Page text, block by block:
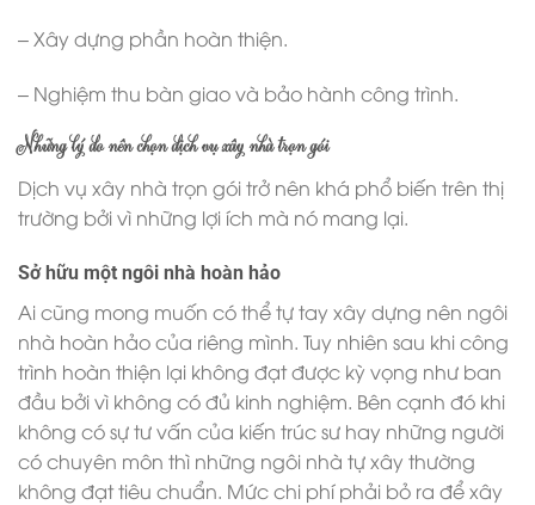
– Xây dựng phần hoàn thiện.
– Nghiệm thu bàn giao và bảo hành công trình.
Những lý do nên chọn dịch vụ xây nhà trọn gói
Dịch vụ xây nhà trọn gói trở nên khá phổ biến trên thị
trường bởi vì những lợi ích mà nó mang lại.
Sở hữu một ngôi nhà hoàn hảo
Ai cũng mong muốn có thể tự tay xây dựng nên ngôi
nhà hoàn hảo của riêng mình. Tuy nhiên sau khi công
trình hoàn thiện lại không đạt được kỳ vọng như ban
đầu bởi vì không có đủ kinh nghiệm. Bên cạnh đó khi
không có sự tư vấn của kiến trúc sư hay những người
có chuyên môn thì những ngôi nhà tự xây thường
không đạt tiêu chuẩn. Mức chi phí phải bỏ ra để xây